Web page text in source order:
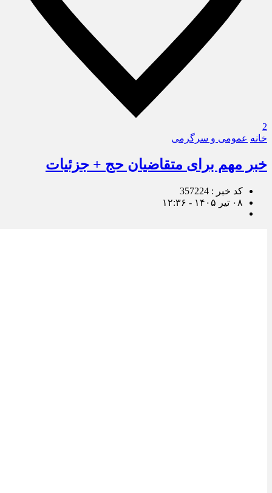
2
خانه عمومی و سرگرمی
خبر مهم برای متقاضیان حج + جزئیات
کد خبر : 357224
۰۸ تیر ۱۴۰۵ - ۱۲:۳۶